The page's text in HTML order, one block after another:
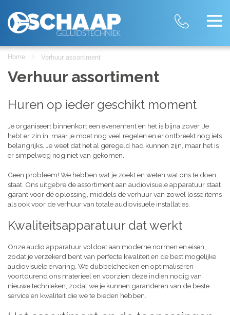
Home Verhuur assortiment
Verhuur assortiment
Huren op ieder geschikt moment
Je organiseert binnenkort een evenement en het is bijna zover. Je
hebt er zin in, maar je moet nog veel regelen en er ontbreekt nog iets
belangrijks. Je weet dat het al geregeld had kunnen zijn, maar het is
er simpelweg nog niet van gekomen..
Geen probleem! We hebben wat je zoekt en weten wat ons te doen
staat. Ons uitgebreide assortiment aan audiovisuele apparatuur staat
garant voor dé oplossing, middels de verhuur van zowel losse items
als ook voor de verhuur van totale audiovisuele installaties.
Kwaliteitsapparatuur dat werkt
Onze audio apparatuur voldoet aan moderne normen en eisen,
zodat je verzekerd bent van perfecte kwaliteit en de best mogelijke
audiovisuele ervaring. We dubbelchecken en optimaliseren
voortdurend ons materieel en voorzien deze indien nodig van
nieuwe technieken, zodat we je kunnen garanderen van de beste
service en kwaliteit die we te bieden hebben.